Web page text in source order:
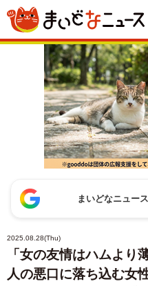
まいどなニュー
2025.08.28(Thu)
「女の友情はハムより
人の悪口に落ち込む女